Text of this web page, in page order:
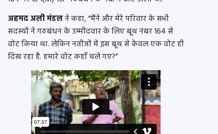
अहमद अली मंडलने कहा, “मैंने और मेरे परिवार के सभी
सदस्यों ने गठबंधन के उम्मीदवार के लिए बूथ नंबर 164 से
वोट किया था. लेकिन नतीजों में इस बूथ से केवल एक वोट ही
दिख रहा है. हमारे वोट कहाँ चले गए?”